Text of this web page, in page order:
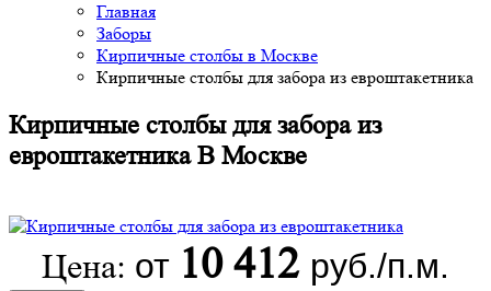
Главная
Заборы
Кирпичные столбы в Москве
Кирпичные столбы для забора из евроштакетника
Кирпичные столбы для забора из
евроштакетника В Москве
Цена: от 10 412 руб./п.м.